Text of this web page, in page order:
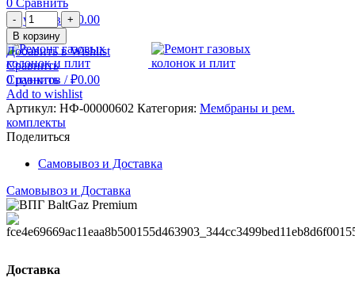
0 пунктов ₽ 0.00
Меню
0пунктов / ₽0.00
Количество
Мембрана
ВПГ
Ariston
Fast
R
14
ONM
черная
В корзину
Добавить в Wishlist
Сравнить
Сравнить
Add to wishlist
Артикул: НФ-00000602 Категория: Мембраны и рем.
комплекты
Поделиться
Самовывоз и Доставка
Самовывоз и Доставка
Доставка